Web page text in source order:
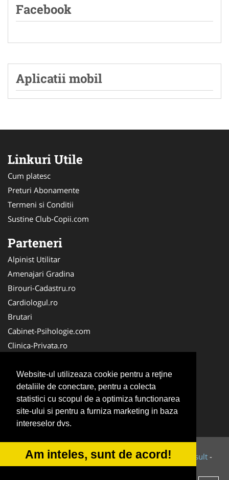
Website-ul utilizeaza cookie pentru a reţine
detaliile de conectare, pentru a colecta
statistici cu scopul de a optimiza functionarea
site-ului si pentru a furniza marketing in baza
intereselor dvs.
Am inteles, sunt de acord!
Facebook
Aplicatii mobil
Linkuri Utile
Cum platesc
Preturi Abonamente
Termeni si Conditii
Sustine Club-Copii.com
Parteneri
Alpinist Utilitar
Amenajari Gradina
Birouri-Cadastru.ro
Cardiologul.ro
Brutari
Cabinet-Psihologie.com
Clinica-Privata.ro
Cabinet-Individual.ro
CentruInchirieri.ro
Echipamente Romania
MedicAcupunctura.ro
© 2014-2026 Powered byVilonMedia&Tokaido Consult -
ANPC SOL